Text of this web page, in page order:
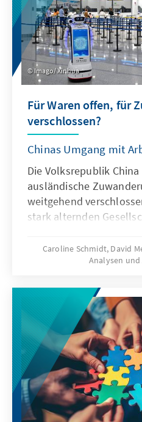
Imago/ Xinhua
Für Waren offen, für
verschlossen?
Chinas Umgang mit
Die Volksrepublik
ausländische
weitgehend
stark alternden
seine Grenzen, was
ausländischer Fach-
Deutschland und
neuer Wettbewerber im
um Talente entstehen.
Caroline Schmidt, David
Analysen